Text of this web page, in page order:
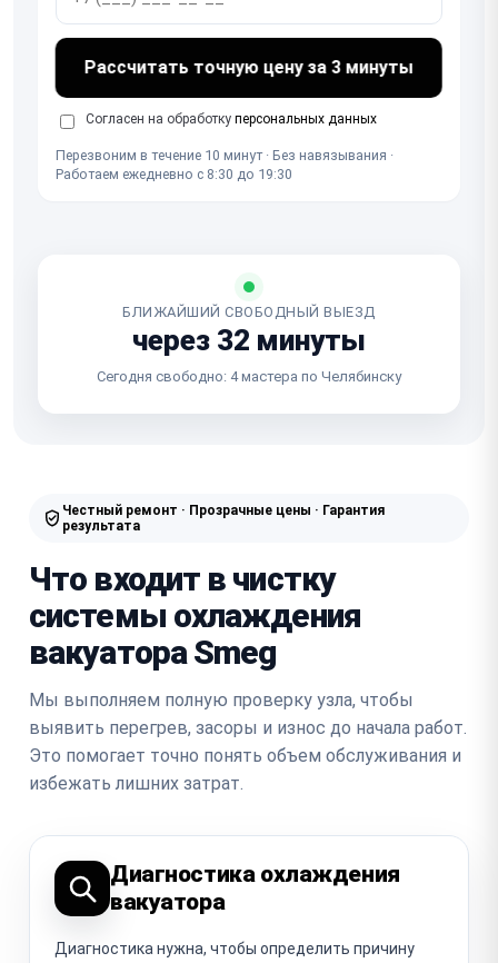
Рассчитать точную цену за 3 минуты
Согласен на обработку персональных данных
Перезвоним в течение 10 минут · Без навязывания ·
Работаем ежедневно с 8:30 до 19:30
БЛИЖАЙШИЙ СВОБОДНЫЙ ВЫЕЗД
через 32 минуты
Сегодня свободно: 4 мастера по Челябинску
Честный ремонт · Прозрачные цены · Гарантия
результата
Что входит в чистку
системы охлаждения
вакуатора Smeg
Мы выполняем полную проверку узла, чтобы
выявить перегрев, засоры и износ до начала работ.
Это помогает точно понять объем обслуживания и
избежать лишних затрат.
Диагностика охлаждения
вакуатора
Диагностика нужна, чтобы определить причину